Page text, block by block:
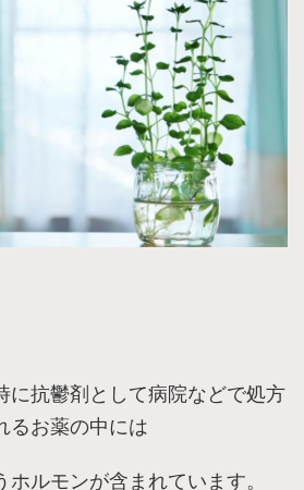
に抗鬱剤として病院などで処方
るお薬の中には
ルモンが含まれています。